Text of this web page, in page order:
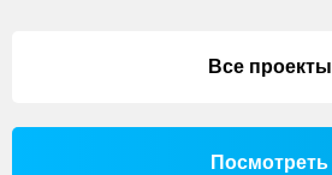
Все проекты
Посмотреть